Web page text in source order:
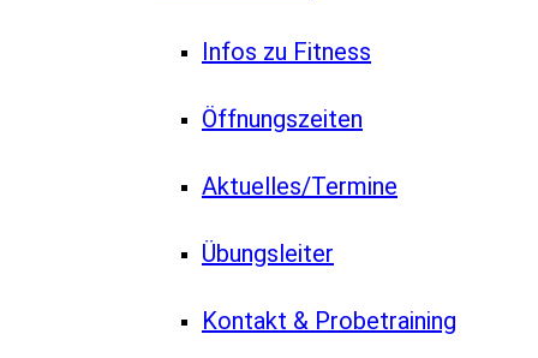
Infos zu Fitness
Öffnungszeiten
Aktuelles/Termine
Übungsleiter
Kontakt & Probetraining